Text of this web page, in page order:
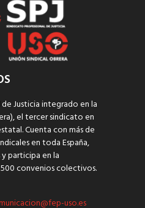
Justicia integrado en la
el tercer sindicato en
Cuenta con más de
en toda España,
participa en la
convenios colectivos.
uso.es